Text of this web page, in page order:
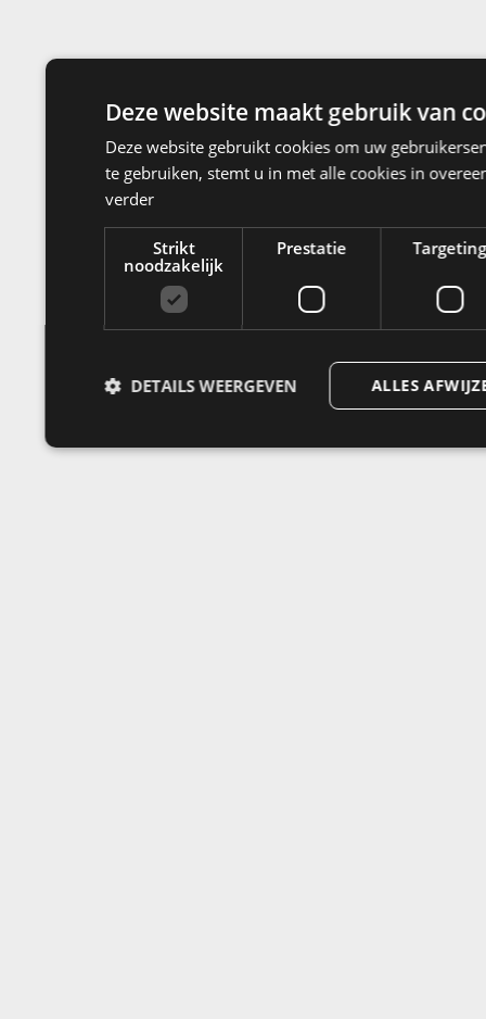
Deze website maakt gebruik van
Deze website gebruikt cookies om uw
te gebruiken, stemt u in met alle cookies in
verder
Strikt
noodzakelijk
Prestatie Targeting
ALLES
DETAILS WEERGEVEN